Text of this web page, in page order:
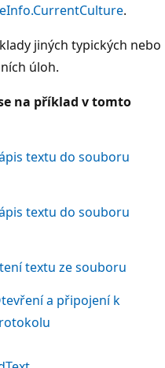
.
jiných typických nebo
úloh.
na příklad v tomto
textu do souboru
textu do souboru
textu ze souboru
a připojení k